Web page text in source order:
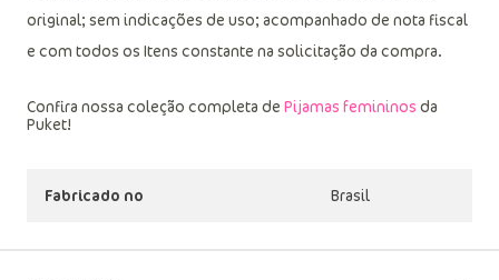
Garantia: deverá ser encaminhado dentro da embalagem
original; sem indicações de uso; acompanhado de nota fiscal
e com todos os Itens constante na solicitação da compra.